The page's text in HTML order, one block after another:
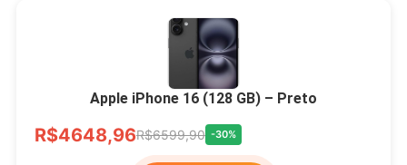
Apple iPhone 16 (128 GB) – Preto
R$4648,96R$6599,90 -30%